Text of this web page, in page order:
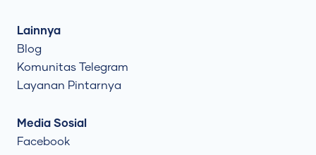
Lainnya
Blog
Komunitas Telegram
Layanan Pintarnya
Media Sosial
Facebook